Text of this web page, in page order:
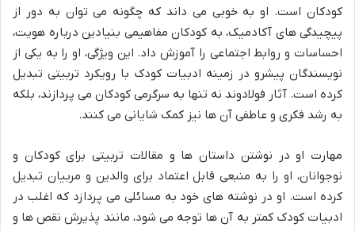
کودکان است. او به خوبی می داند که چگونه می توان به دور از
پیچیدگی های آکادمیک، به کودکان مفاهیمی بنیادین درباره هویت،
احساسات و روابط اجتماعی را آموزش داد. این ویژگی، او را به یکی از
نویسندگان پیشرو در زمینه ادبیات کودک با رویکرد تربیتی تبدیل
کرده است. آثار فولادوند نه تنها به سرگرمی کودکان می پردازند، بلکه
به رشد فکری و عاطفی آن ها نیز کمک شایانی می کنند.
مهارت او در نوشتن داستان ها و مقالات تربیتی برای کودکان و
نوجوانان، او را به منبعی قابل اعتماد برای والدین و مربیان تبدیل
کرده است. او در نوشته های خود به مسائلی می پردازد که اغلب در
ادبیات کودک کمتر به آن ها توجه می شود، مانند پذیرش نقص ها و